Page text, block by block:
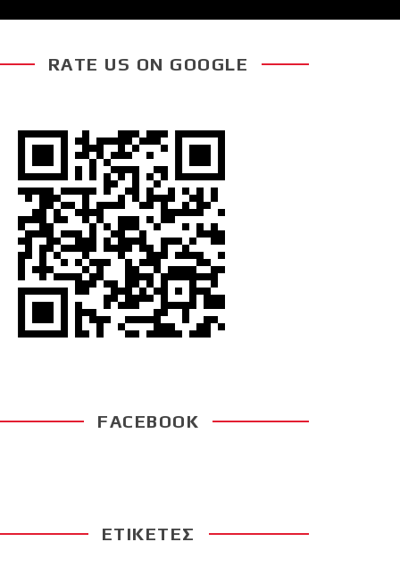
RATE US ON GOOGLE
FACEBOOK
ΕΤΙΚΕΤΕΣ